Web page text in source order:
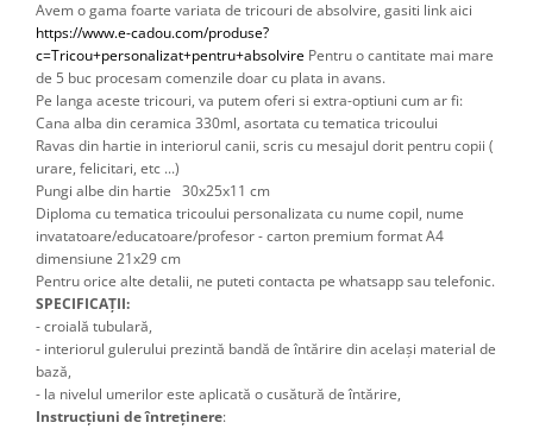
https://www.e-cadou.com/produse?
c=Tricou+personalizat+pentru+absolvire Pentru o cantitate mai mare
de 5 buc procesam comenzile doar cu plata in avans.
Pe langa aceste tricouri, va putem oferi si extra-optiuni cum ar fi:
Cana alba din ceramica 330ml, asortata cu tematica tricoului
Ravas din hartie in interiorul canii, scris cu mesajul dorit pentru copii (
urare, felicitari, etc ...)
Pungi albe din hartie 30x25x11 cm
Diploma cu tematica tricoului personalizata cu nume copil, nume
invatatoare/educatoare/profesor - carton premium format A4
dimensiune 21x29 cm
Pentru orice alte detalii, ne puteti contacta pe whatsapp sau telefonic.
SPECIFICAȚII:
- croială tubulară,
- interiorul gulerului prezintă bandă de întărire din același material de
bază,
- la nivelul umerilor este aplicată o cusătură de întărire,
Instrucțiuni de întreținere: